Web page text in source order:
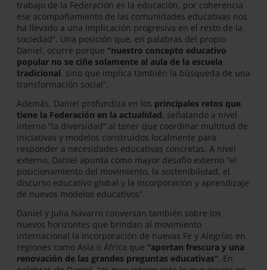
trabajo de la Federación es la educación, por coherencia
ese acompañamiento de las comunidades educativas nos
ha llevado a una implicación progresiva en el resto de la
sociedad”. Una posición que, en palabras del propio
Daniel, ocurre porque “nuestro concepto educativo
popular no se ciñe solamente al aula de la escuela
tradicional, sino que implica también la búsqueda de una
transformación social”.
Además, Daniel profundiza en los principales retos que
tiene la Federación en la actualidad, señalando a nivel
interno “la diversidad” al tener que coordinar multitud de
iniciativas y modelos construidos localmente para
responder a necesidades educativas concretas. A nivel
externo, Daniel apunta como mayor desafío externo “el
posicionamiento del movimiento, la sostenibilidad, el
discurso educativo global y la incorporación y aprendizaje
de nuevos modelos educativos”.
Daniel y Julia Navarro conversan también sobre los
nuevos horizontes que brindan al movimiento
internacional la incorporación de nuevas Fe y Alegrías en
regiones como Asia o África que “aportan frescura y una
renovación de las grandes preguntas educativas”. En